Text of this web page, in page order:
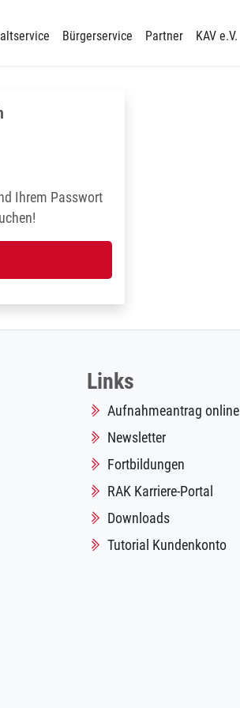
Bürgerservice Partner KAV e.V.
Ihrem Passwort
Links
Aufnahmeantrag online
Newsletter
Fortbildungen
RAK Karriere-Portal
Downloads
Tutorial Kundenkonto